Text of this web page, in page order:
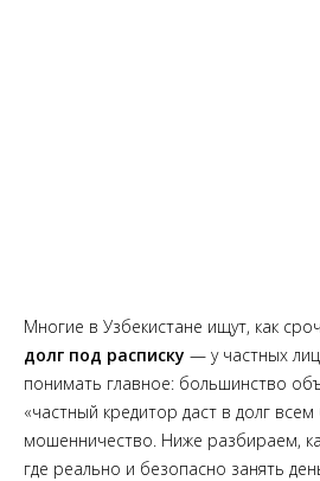
Многие в Узбекистане ищут, как
долг под расписку — у частных
понимать главное: большинство
«частный кредитор даст в долг
мошенничество. Ниже разбираем,
где реально и безопасно занять